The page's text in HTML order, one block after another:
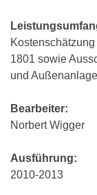
1801 sowie
und
Bearbeiter:
Norbert Wigger
Ausführung:
2010-2013